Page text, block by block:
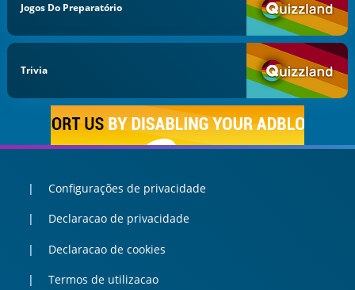
Jogos Do Preparatório
Trivia
Configurações de privacidade
Declaracao de privacidade
Declaracao de cookies
Termos de utilizacao